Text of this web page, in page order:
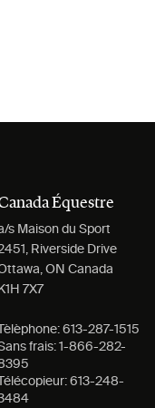
Équestre
s Maison du Sport
Riverside Drive
ON Canada
K1H 7X7
613-287-1515
frais: 1-866-282-
613-248-